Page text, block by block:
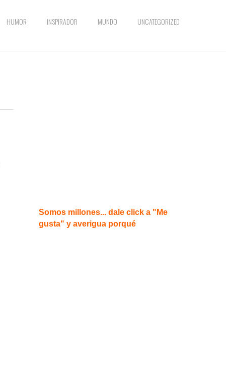
HUMOR INSPIRADOR MUNDO UNCATEGORIZED
Somos millones... dale click a "Me
gusta" y averigua porqué